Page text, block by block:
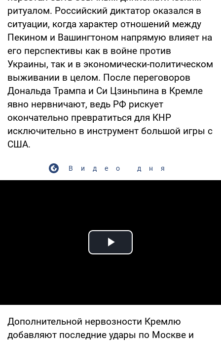
ритуалом. Российский диктатор оказался в
ситуации, когда характер отношений между
Пекином и Вашингтоном напрямую влияет на
его перспективы как в войне против
Украины, так и в экономически-политическом
выживании в целом. После переговоров
Дональда Трампа и Си Цзиньпина в Кремле
явно нервничают, ведь РФ рискует
окончательно превратиться для КНР
исключительно в инструмент большой игры с
США.
Видео дня
Play Video
Дополнительной нервозности Кремлю
добавляют последние удары по Москве и